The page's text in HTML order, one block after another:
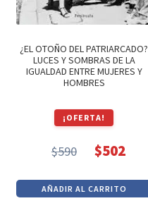
¿EL OTOÑO DEL PATRIARCADO?
LUCES Y SOMBRAS DE LA
IGUALDAD ENTRE MUJERES Y
HOMBRES
¡OFERTA!
$590
precio
original
$502
precio
actual
AÑADIR AL CARRITO